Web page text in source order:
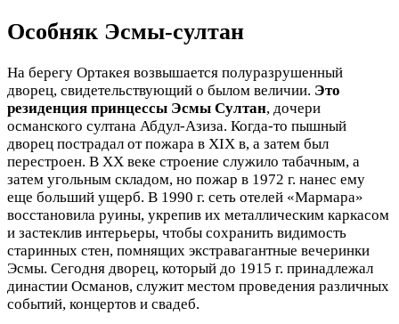
Особняк Эсмы-султан
На берегу Ортакея возвышается полуразрушенный
дворец, свидетельствующий о былом величии. Это
резиденция принцессы Эсмы Султан, дочери
османского султана Абдул-Азиза. Когда-то пышный
дворец пострадал от пожара в XIX в, а затем был
перестроен. В XX веке строение служило табачным, а
затем угольным складом, но пожар в 1972 г. нанес ему
еще больший ущерб. В 1990 г. сеть отелей «Мармара»
восстановила руины, укрепив их металлическим каркасом
и застеклив интерьеры, чтобы сохранить видимость
старинных стен, помнящих экстравагантные вечеринки
Эсмы. Сегодня дворец, который до 1915 г. принадлежал
династии Османов, служит местом проведения различных
событий, концертов и свадеб.